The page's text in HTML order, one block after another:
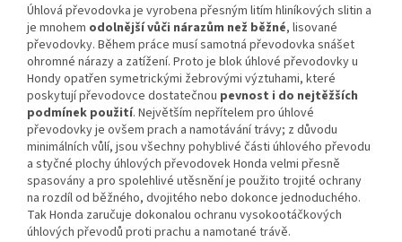
Úhlová převodovka je vyrobena přesným litím hliníkových slitin a
je mnohem odolnější vůči nárazům než běžné, lisované
převodovky. Během práce musí samotná převodovka snášet
ohromné nárazy a zatížení. Proto je blok úhlové převodovky u
Hondy opatřen symetrickými žebrovými výztuhami, které
poskytují převodovce dostatečnou pevnost i do nejtěžších
podmínek použití. Největším nepřítelem pro úhlové
převodovky je ovšem prach a namotávání trávy; z důvodu
minimálních vůlí, jsou všechny pohyblivé části úhlového převodu
a styčné plochy úhlových převodovek Honda velmi přesně
spasovány a pro spolehlivé utěsnění je použito trojité ochrany
na rozdíl od běžného, dvojitého nebo dokonce jednoduchého.
Tak Honda zaručuje dokonalou ochranu vysokootáčkových
úhlových převodů proti prachu a namotané trávě.